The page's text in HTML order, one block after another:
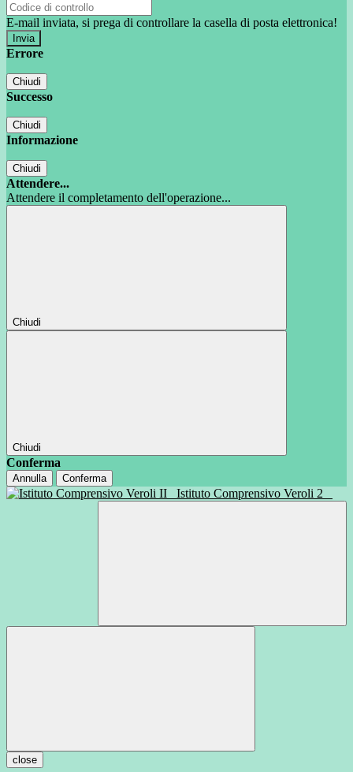
E-mail inviata, si prega di controllare la casella di posta elettronica!
Errore
Chiudi
Successo
Chiudi
Informazione
Chiudi
Attendere...
Attendere il completamento dell'operazione...
Chiudi
Chiudi
Conferma
Annulla Conferma
Istituto Comprensivo Veroli 2
close